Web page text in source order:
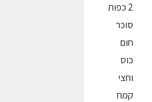
2 כפות
סוכר
חום
כוס
וחצי
קמח